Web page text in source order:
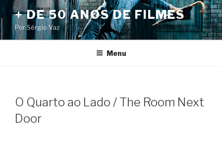
Pular
para
o
conteúdo
+ DE 50 ANOS DE FILMES
Por Sérgio Vaz
Menu
O Quarto ao Lado / The Room Next
Door